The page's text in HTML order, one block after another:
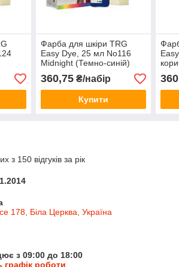
Фарба для шкіри TRG
Easy Dye, 25 мл No116
Midnight (Темно-синій)
360,75₴/набір
Купити
з 150 відгуків за рік
178, Біла Церква, Україна
з 09:00 до 18:00
графік роботи